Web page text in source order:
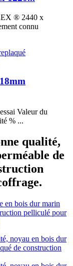
® 2440 x
connu
Valeur du
% ...
qualité,
de